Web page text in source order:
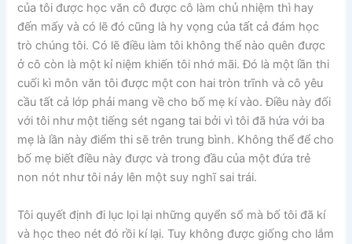
của tôi được học văn cô được cô làm chủ nhiệm thì hay
đến mấy và có lẽ đó cũng là hy vọng của tất cả đám học
trò chúng tôi. Có lẽ điều làm tôi không thể nào quên được
ở cô còn là một kỉ niệm khiến tôi nhớ mãi. Đó là một lần thi
cuối kì môn văn tôi được một con hai tròn trĩnh và cô yêu
cầu tất cả lớp phải mang về cho bố mẹ kí vào. Điều này đối
với tôi như một tiếng sét ngang tai bởi vì tôi đã hứa với ba
mẹ là lần này điểm thi sẽ trên trung bình. Không thể để cho
bố mẹ biết điều này được và trong đầu của một đứa trẻ
non nót như tôi nảy lên một suy nghĩ sai trái.
Tôi quyết định đi lục lọi lại những quyển sổ mà bố tôi đã kí
và học theo nét đó rồi kí lại. Tuy không được giống cho lắm